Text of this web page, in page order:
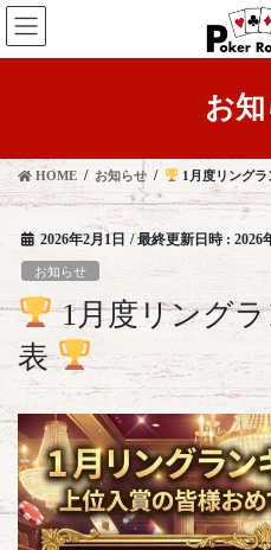
コ
ン
テ
ス
ッ
ナ
ビ
ゲ
ン
移
お
HOME お知らせ 1月度リング
2026年2月1日 / 最終更新日時 : 2026
お知らせ
1月度リング
表